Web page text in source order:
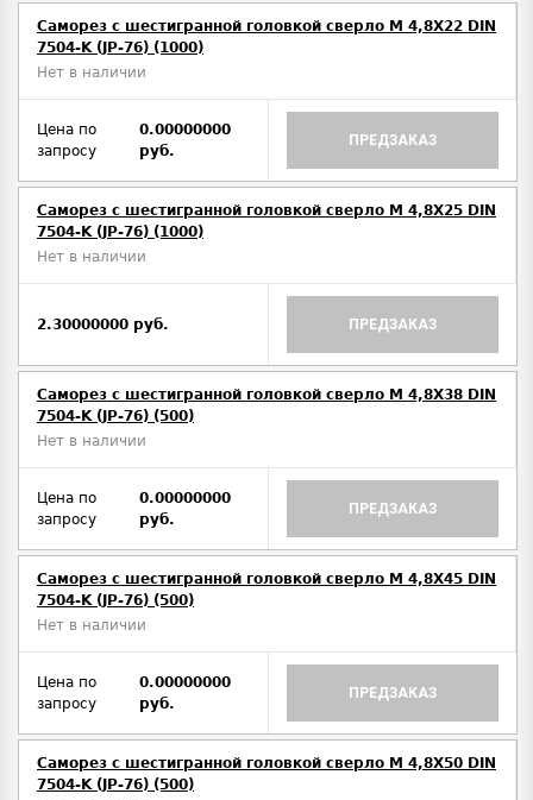
Саморез с шестигранной головкой сверло М 4,8Х22 DIN
7504-K (JP-76) (1000)
Нет в наличии
Цена по
запросу
0.00000000
руб.
ПРЕДЗАКАЗ
Саморез с шестигранной головкой сверло М 4,8Х25 DIN
7504-K (JP-76) (1000)
Нет в наличии
2.30000000 руб. ПРЕДЗАКАЗ
Саморез с шестигранной головкой сверло М 4,8Х38 DIN
7504-K (JP-76) (500)
Нет в наличии
Цена по
запросу
0.00000000
руб.
ПРЕДЗАКАЗ
Саморез с шестигранной головкой сверло М 4,8Х45 DIN
7504-K (JP-76) (500)
Нет в наличии
Цена по
запросу
0.00000000
руб.
ПРЕДЗАКАЗ
Саморез с шестигранной головкой сверло М 4,8Х50 DIN
7504-K (JP-76) (500)